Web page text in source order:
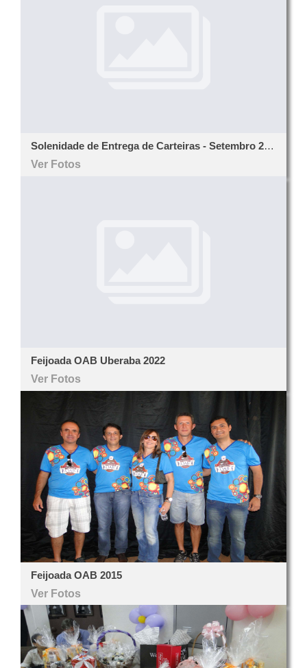
Solenidade de Entrega de Carteiras - Setembro 2022
Ver Fotos
Feijoada OAB Uberaba 2022
Ver Fotos
Feijoada OAB 2015
Ver Fotos